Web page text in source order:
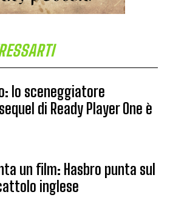
lo sceneggiatore
di Ready Player One è
un film: Hasbro punta sul
inglese